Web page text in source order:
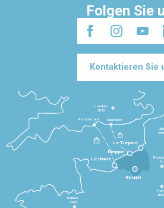
Folgen Sie
Kontaktieren Sie
Le Havre
Dieppe
Le Tréport
Rennes
2h30
1h30
1h
Lille
Londres
3h30
Newhaven
Portsmouth
Rouen